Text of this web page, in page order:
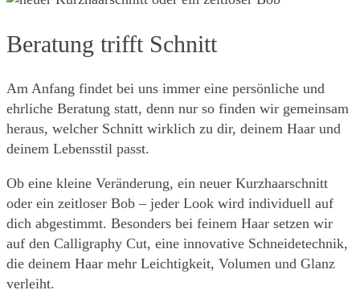
Beratung trifft Schnitt
Am Anfang findet bei uns immer eine persönliche und
ehrliche Beratung statt, denn nur so finden wir gemeinsam
heraus, welcher Schnitt wirklich zu dir, deinem Haar und
deinem Lebensstil passt.
Ob eine kleine Veränderung, ein neuer Kurzhaarschnitt
oder ein zeitloser Bob – jeder Look wird individuell auf
dich abgestimmt. Besonders bei feinem Haar setzen wir
auf den Calligraphy Cut, eine innovative Schneidetechnik,
die deinem Haar mehr Leichtigkeit, Volumen und Glanz
verleiht.